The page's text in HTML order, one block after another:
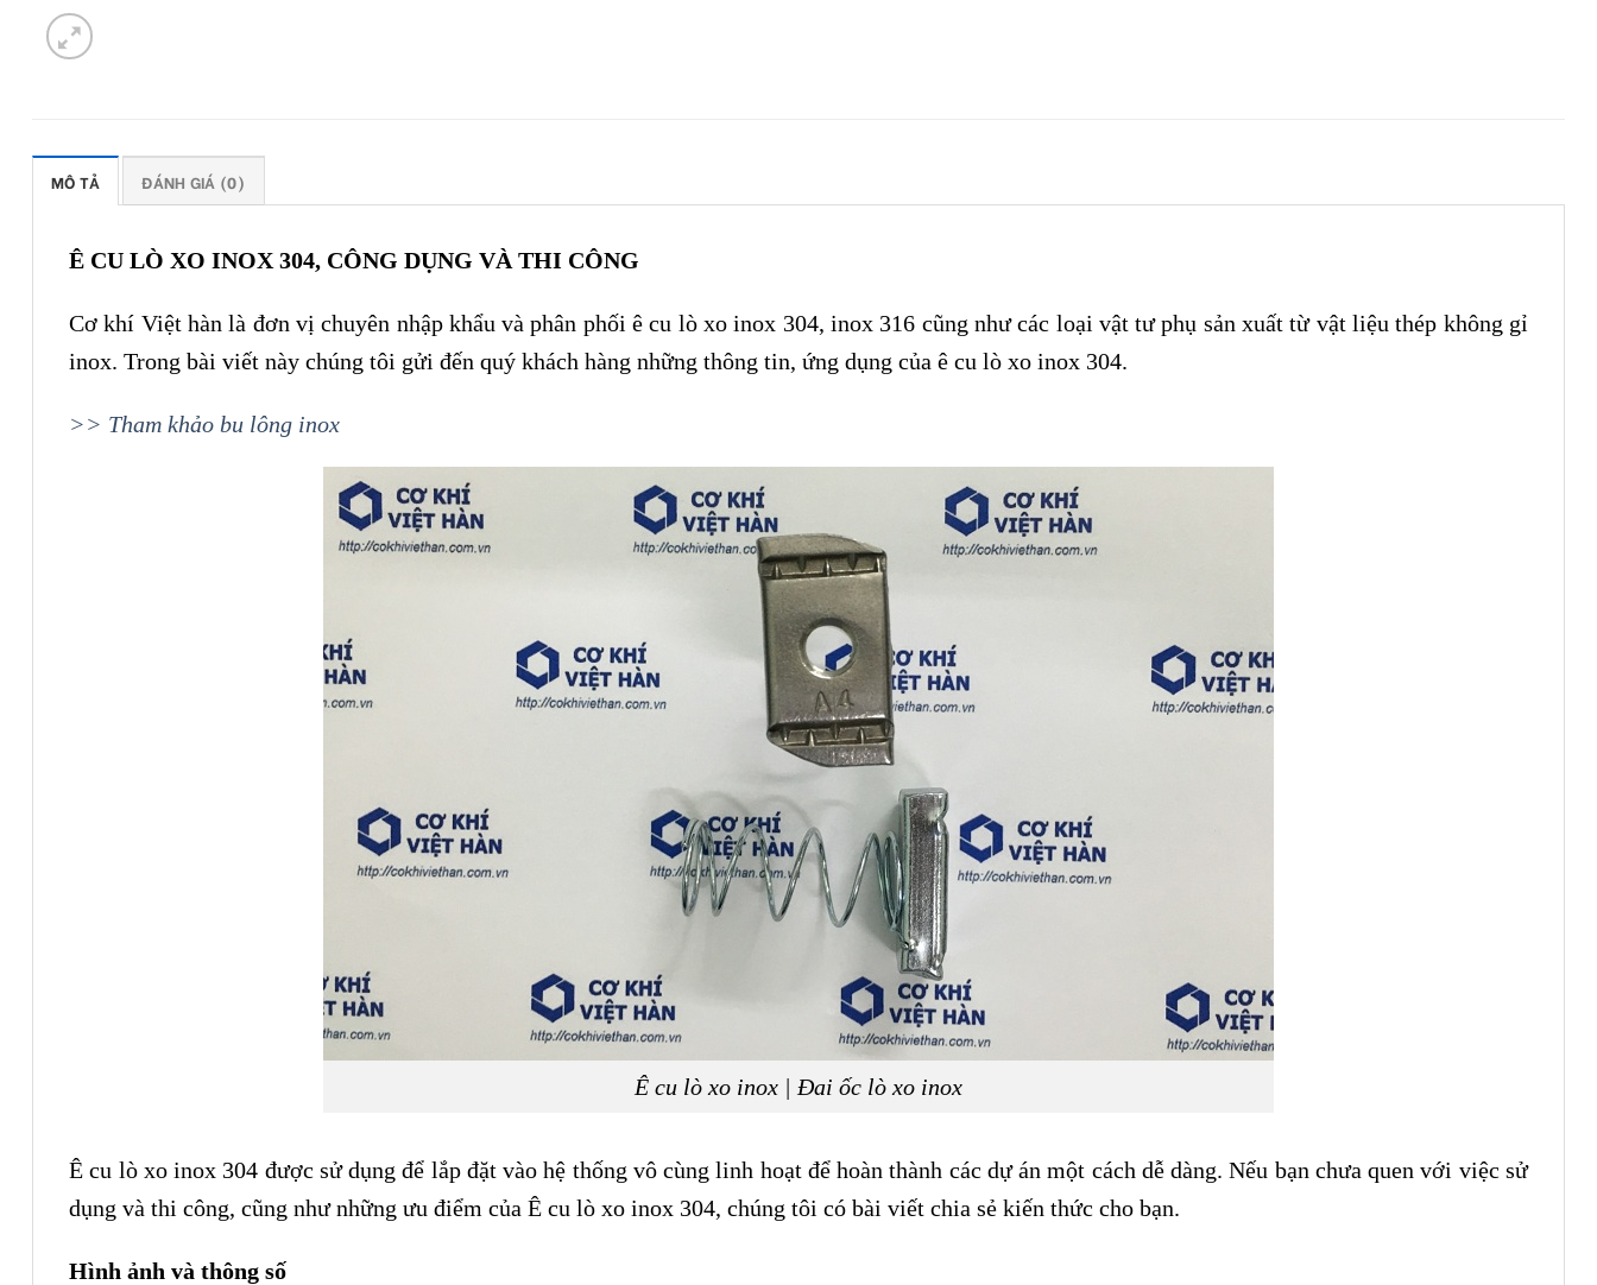
MÔ TẢ ĐÁNH GIÁ (0)
Ê CU LÒ XO INOX 304, CÔNG DỤNG VÀ THI CÔNG
Cơ khí Việt hàn là đơn vị chuyên nhập khẩu và phân phối ê cu lò xo inox 304, inox 316 cũng như các loại vật tư phụ sản xuất từ vật liệu thép không gỉ
inox. Trong bài viết này chúng tôi gửi đến quý khách hàng những thông tin, ứng dụng của ê cu lò xo inox 304.
>> Tham khảo bu lông inox
Ê cu lò xo inox | Đai ốc lò xo inox
Ê cu lò xo inox 304 được sử dụng để lắp đặt vào hệ thống vô cùng linh hoạt để hoàn thành các dự án một cách dễ dàng. Nếu bạn chưa quen với việc sử
dụng và thi công, cũng như những ưu điểm của Ê cu lò xo inox 304, chúng tôi có bài viết chia sẻ kiến thức cho bạn.
Hình ảnh và thông số